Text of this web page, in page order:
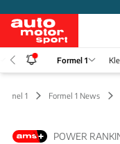
Formel 1
1 Formel 1 News
POWER